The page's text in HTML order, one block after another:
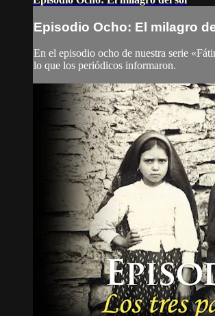
Episodio Ocho: El milagro
En el episodio ocho de nuestra serie
lo que los periódicos informaron.